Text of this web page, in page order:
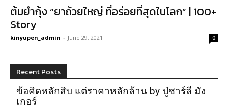
ต้มยำกุ้ง “ยาถ้วยใหญ่ ที่อร่อยที่สุดในโลก” | 100+
Story
kinyupen_admin - June 29, 2021 0
Recent Posts
ข้อคิดหลักสิบ แต่ราคาหลักล้าน by ปู่ชาร์ลี มัง
เกอร์